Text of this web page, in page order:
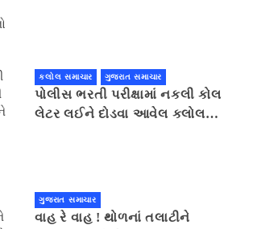
કલોલ સમાચાર ગુજરાત સમાચાર
પોલીસ ભરતી પરીક્ષામાં નકલી કોલ
લેટર લઈને દોડવા આવેલ કલોલનો
ગુજરાત સમાચાર
વાહ રે વાહ ! થોળનાં તલાટીને